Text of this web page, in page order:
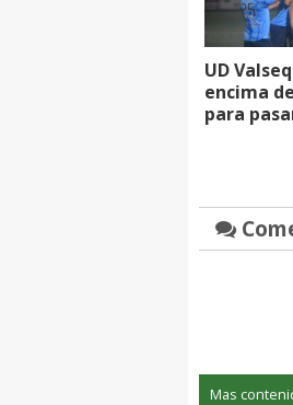
UD
encima
para
Mas